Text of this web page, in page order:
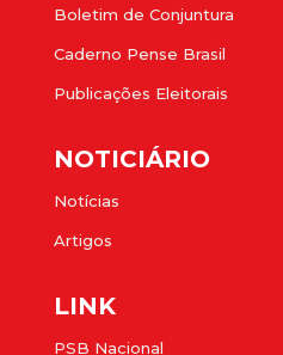
Boletim de Conjuntura
Caderno Pense Brasil
Publicações Eleitorais
NOTICIÁRIO
Notícias
Artigos
LINK
PSB Nacional